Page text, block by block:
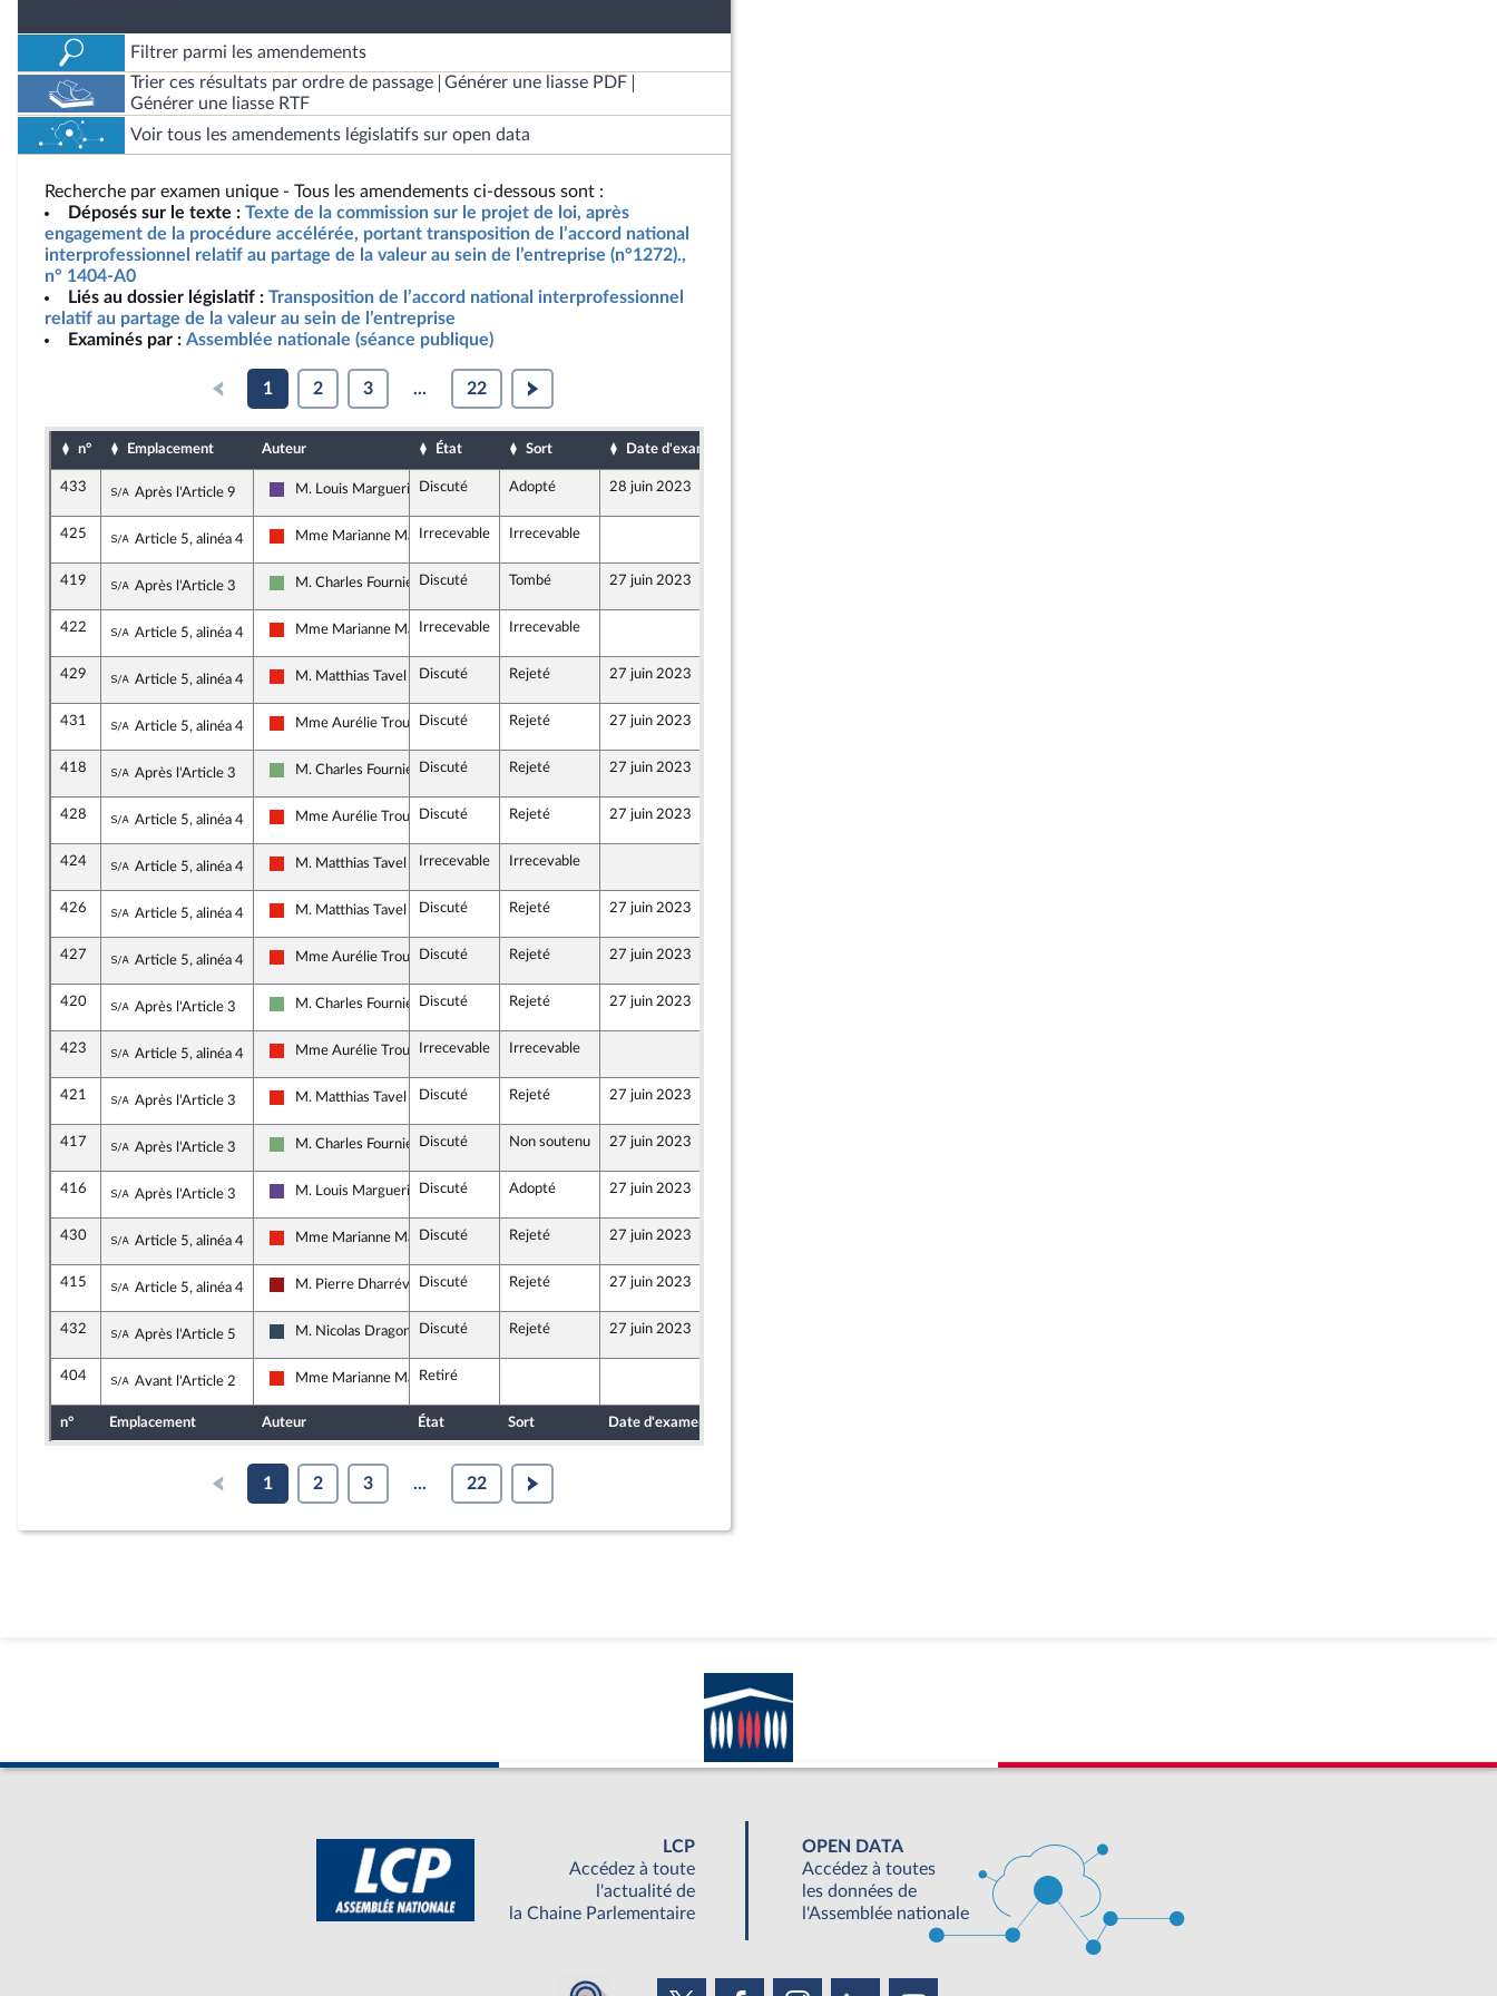
Filtrer parmi les amendements
Trier ces résultats par ordre de passage
Générer une liasse PDF
Générer une liasse RTF
Voir tous les amendements législatifs sur open data
Recherche par examen unique - Tous les amendements ci-dessous sont :
Déposés sur le texte : Texte de la commission sur le projet de loi, après
engagement de la procédure accélérée, portant transposition de l’accord national
interprofessionnel relatif au partage de la valeur au sein de l’entreprise (n°1272).,
n° 1404-A0
Liés au dossier législatif : Transposition de l’accord national interprofessionnel
relatif au partage de la valeur au sein de l’entreprise
Examinés par : Assemblée nationale (séance publique)
1 2 3 ... 22
n° Emplacement Auteur État Sort Date d'examen
433 Sous-amendement de l'amendement n°339
Après l'Article 9 Renaissance
M. Louis MargueritteDiscuté Adopté 28 juin 2023
425 Sous-amendement de l'amendement n°377
Article 5, alinéa 4 La France insoumise - Nouvelle Union Populaire écologique et sociale
Mme Marianne MaximiIrrecevable Irrecevable
419 Sous-amendement de l'amendement n°399
Après l'Article 3 Écologiste - NUPES
M. Charles Fournier Discuté Tombé 27 juin 2023
422 Sous-amendement de l'amendement n°377
Article 5, alinéa 4 La France insoumise - Nouvelle Union Populaire écologique et sociale
Mme Marianne MaximiIrrecevable Irrecevable
429 Sous-amendement de l'amendement n°377
Article 5, alinéa 4 La France insoumise - Nouvelle Union Populaire écologique et sociale
M. Matthias Tavel Discuté Rejeté 27 juin 2023
431 Sous-amendement de l'amendement n°377
Article 5, alinéa 4 La France insoumise - Nouvelle Union Populaire écologique et sociale
Mme Aurélie TrouvéDiscuté Rejeté 27 juin 2023
418 Sous-amendement de l'amendement n°399
Après l'Article 3 Écologiste - NUPES
M. Charles Fournier Discuté Rejeté 27 juin 2023
428 Sous-amendement de l'amendement n°377
Article 5, alinéa 4 La France insoumise - Nouvelle Union Populaire écologique et sociale
Mme Aurélie TrouvéDiscuté Rejeté 27 juin 2023
424 Sous-amendement de l'amendement n°377
Article 5, alinéa 4 La France insoumise - Nouvelle Union Populaire écologique et sociale
M. Matthias Tavel Irrecevable Irrecevable
426 Sous-amendement de l'amendement n°377
Article 5, alinéa 4 La France insoumise - Nouvelle Union Populaire écologique et sociale
M. Matthias Tavel Discuté Rejeté 27 juin 2023
427 Sous-amendement de l'amendement n°377
Article 5, alinéa 4 La France insoumise - Nouvelle Union Populaire écologique et sociale
Mme Aurélie TrouvéDiscuté Rejeté 27 juin 2023
420 Sous-amendement de l'amendement n°399
Après l'Article 3 Écologiste - NUPES
M. Charles Fournier Discuté Rejeté 27 juin 2023
423 Sous-amendement de l'amendement n°377
Article 5, alinéa 4 La France insoumise - Nouvelle Union Populaire écologique et sociale
Mme Aurélie TrouvéIrrecevable Irrecevable
421 Sous-amendement de l'amendement n°399
Après l'Article 3 La France insoumise - Nouvelle Union Populaire écologique et sociale
M. Matthias Tavel Discuté Rejeté 27 juin 2023
417 Sous-amendement de l'amendement n°399
Après l'Article 3 Écologiste - NUPES
M. Charles Fournier Discuté Non soutenu 27 juin 2023
416 Sous-amendement de l'amendement n°399
Après l'Article 3 Renaissance
M. Louis MargueritteDiscuté Adopté 27 juin 2023
430 Sous-amendement de l'amendement n°377
Article 5, alinéa 4 La France insoumise - Nouvelle Union Populaire écologique et sociale
Mme Marianne MaximiDiscuté Rejeté 27 juin 2023
415 Sous-amendement de l'amendement n°377
Article 5, alinéa 4 Gauche démocrate et républicaine - NUPES
M. Pierre DharrévilleDiscuté Rejeté 27 juin 2023
432 Sous-amendement de l'amendement n°180
Après l'Article 5 Rassemblement National
M. Nicolas Dragon Discuté Rejeté 27 juin 2023
404 Sous-amendement de l'amendement n°376
Avant l'Article 2 La France insoumise - Nouvelle Union Populaire écologique et sociale
Mme Marianne MaximiRetiré
n° Emplacement Auteur État Sort Date d'examen
1 2 3 ... 22
LCP
Accédez à toute
l'actualité de
la Chaine Parlementaire
OPEN DATA
Accédez à toutes
les données de
l'Assemblée nationale